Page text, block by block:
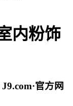
内粉饰
J9.com·官方网